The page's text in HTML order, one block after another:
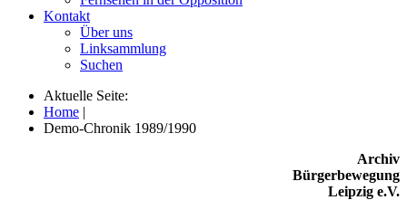
Kontakt
Über uns
Linksammlung
Suchen
Aktuelle Seite:
Home |
Demo-Chronik 1989/1990
Archiv
Bürgerbewegung
Leipzig e.V.